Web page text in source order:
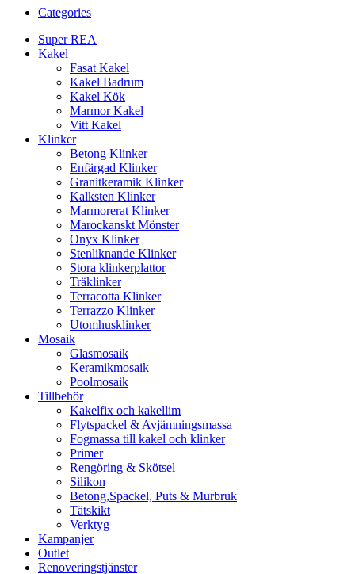
Categories
Super REA
Kakel
Fasat Kakel
Kakel Badrum
Kakel Kök
Marmor Kakel
Vitt Kakel
Klinker
Betong Klinker
Enfärgad Klinker
Granitkeramik Klinker
Kalksten Klinker
Marmorerat Klinker
Marockanskt Mönster
Onyx Klinker
Stenliknande Klinker
Stora klinkerplattor
Träklinker
Terracotta Klinker
Terrazzo Klinker
Utomhusklinker
Mosaik
Glasmosaik
Keramikmosaik
Poolmosaik
Tillbehör
Kakelfix och kakellim
Flytspackel & Avjämningsmassa
Fogmassa till kakel och klinker
Primer
Rengöring & Skötsel
Silikon
Betong,Spackel, Puts & Murbruk
Tätskikt
Verktyg
Kampanjer
Outlet
Renoveringstjänster